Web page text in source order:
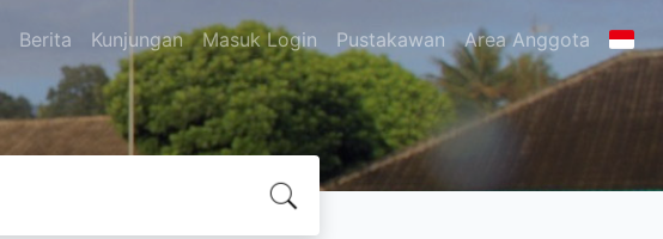
Berita Kunjungan Masuk Login Pustakawan Area Anggota